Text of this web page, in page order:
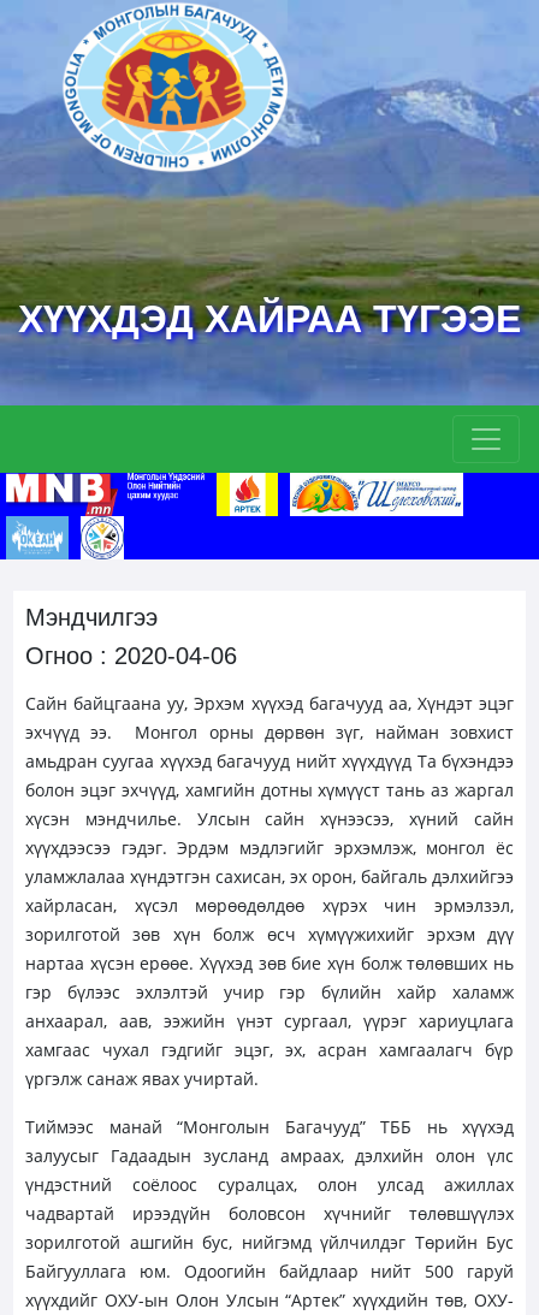
ХҮҮХДЭД ХАЙРАА ТҮГЭЭЕ
Мэндчилгээ
Огноо : 2020-04-06
Сайн байцгаана уу, Эрхэм хүүхэд багачууд аа, Хүндэт эцэг
эхчүүд ээ.
Монгол орны дөрвөн зүг, найман зовхист
амьдран суугаа хүүхэд багачууд нийт хүүхдүүд Та бүхэндээ
болон эцэг эхчүүд,хамгийн дотны хүмүүст тань аз жаргал
хүсэн мэндчилье. Улсын сайн хүнээсээ, хүний сайн
хүүхдээсээ гэдэг. Эрдэм мэдлэгийг эрхэмлэж, монгол ёс
уламжлалаа хүндэтгэн сахисан, эх орон, байгаль дэлхийгээ
хайрласан, хүсэл мөрөөдөлдөө хүрэх чин эрмэлзэл,
зорилготой зөв хүн болж өсч хүмүүжихийг эрхэм дүү
нартаа хүсэн ерөөе. Хүүхэд зөв бие хүн болж төлөвших нь
гэр бүлээс эхлэлтэй учир гэр бүлийн хайр халамж
анхаарал, аав, ээжийн үнэт сургаал, үүрэг хариуцлага
хамгаас чухал гэдгийг эцэг, эх, асран хамгаалагч бүр
үргэлж санаж явах учиртай.
Тиймээс манай “Монголын Багачууд” ТББ нь хүүхэд
залуусыг Гадаадын зусланд амраах, дэлхийн олон үлс
үндэстний соёлоос суралцах, олон улсад ажиллах
чадвартай ирээдүйн боловсон хүчнийг төлөвшүүлэх
зорилготой ашгийн бус, нийгэмд үйлчилдэг Төрийн Бус
Байгууллага юм. Одоогийн байдлаар нийт 500 гаруй
хүүхдийг ОХУ-ын Олон Улсын “Артек” хүүхдийн төв, ОХУ-